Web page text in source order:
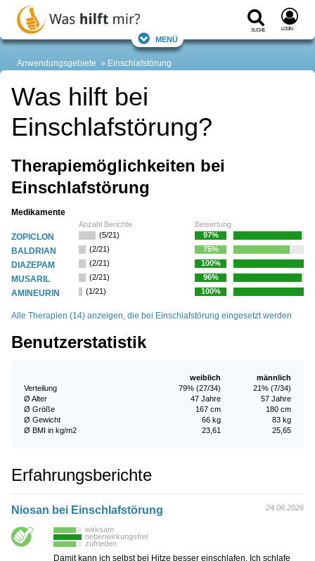
Suche Login
Menü
Anwendungsgebiete Einschlafstörung
Was hilft bei
Einschlafstörung?
Therapiemöglichkeiten bei
Einschlafstörung
Medikamente
Anzahl Berichte Bewertung
ZOPICLON (5/21) 97%
BALDRIAN (2/21) 75%
DIAZEPAM (2/21) 100%
MUSARIL (2/21) 96%
AMINEURIN (1/21) 100%
Alle Therapien (14) anzeigen, die bei Einschlafstörung eingesetzt werden
Benutzerstatistik
männlich
weiblich
Verteilung
21% (7/34)
79% (27/34)
Ø Alter
57 Jahre
47 Jahre
Ø Größe
180 cm
167 cm
Ø Gewicht
83 kg
66 kg
Ø BMI in kg/m2
25,65
23,61
Erfahrungsberichte
Niosan bei Einschlafstörung 24.06.2026
wirksam
nebenwirkungsfrei
zufrieden
Damit kann ich selbst bei Hitze besser einschlafen. Ich schlafe